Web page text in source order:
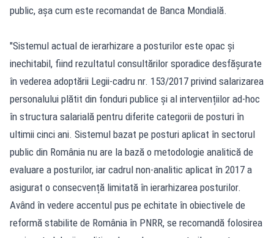
public, așa cum este recomandat de Banca Mondială.
"Sistemul actual de ierarhizare a posturilor este opac și
inechitabil, fiind rezultatul consultărilor sporadice desfășurate
în vederea adoptării Legii-cadru nr. 153/2017 privind salarizarea
personalului plătit din fonduri publice și al intervențiilor ad-hoc
în structura salarială pentru diferite categorii de posturi în
ultimii cinci ani. Sistemul bazat pe posturi aplicat în sectorul
public din România nu are la bază o metodologie analitică de
evaluare a posturilor, iar cadrul non-analitic aplicat în 2017 a
asigurat o consecvență limitată în ierarhizarea posturilor.
Având în vedere accentul pus pe echitate în obiectivele de
reformă stabilite de România în PNRR, se recomandă folosirea